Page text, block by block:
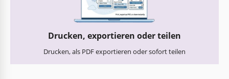
Drucken, exportieren oder teilen
Drucken, als PDF exportieren oder sofort teilen